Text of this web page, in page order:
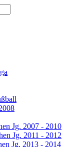
Jg. 2007 - 2010
Jg. 2011 - 2012
Jg. 2013 - 2014